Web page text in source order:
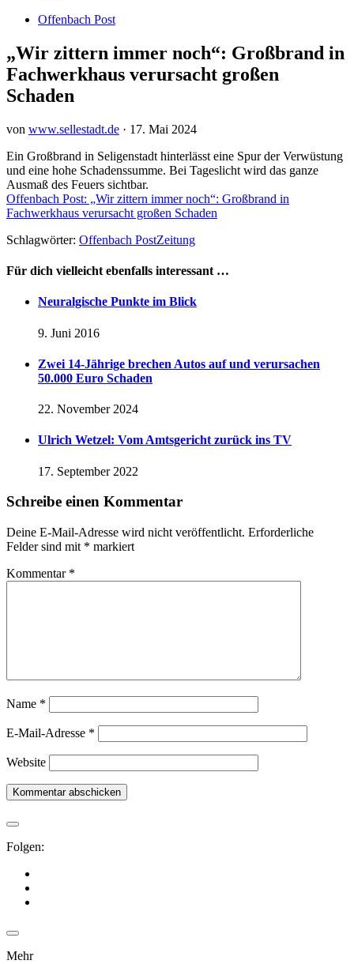
Offenbach Post
„Wir zittern immer noch“: Großbrand in
Fachwerkhaus verursacht großen
Schaden
von www.sellestadt.de · 17. Mai 2024
Ein Großbrand in Seligenstadt hinterlässt eine Spur der Verwüstung
und eine hohe Schadenssumme. Bei Tageslicht wird das ganze
Ausmaß des Feuers sichtbar.
Offenbach Post: „Wir zittern immer noch“: Großbrand in
Fachwerkhaus verursacht großen Schaden
Schlagwörter: Offenbach PostZeitung
Für dich vielleicht ebenfalls interessant …
Neuralgische Punkte im Blick
9. Juni 2016
Zwei 14-Jährige brechen Autos auf und verursachen
50.000 Euro Schaden
22. November 2024
Ulrich Wetzel: Vom Amtsgericht zurück ins TV
17. September 2022
Schreibe einen Kommentar
Deine E-Mail-Adresse wird nicht veröffentlicht. Erforderliche
Felder sind mit * markiert
Kommentar *
Name *
E-Mail-Adresse *
Website
Folgen:
Mehr